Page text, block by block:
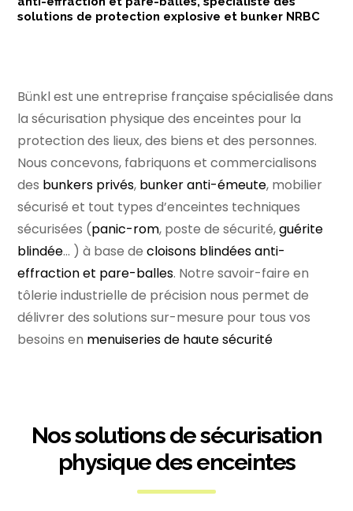
solutions de protection explosive et bunker NRBC
Bünkl est une entreprise française spécialisée dans
la sécurisation physique des enceintes pour la
protection des lieux, des biens et des personnes.
Nous concevons, fabriquons et commercialisons
des bunkers privés, bunker anti-émeute, mobilier
sécurisé et tout types d’enceintes techniques
sécurisées (panic-rom, poste de sécurité,guérite
blindée… ) à base decloisons blindées anti-
effraction et pare-balles. Notre savoir-faire en
tôlerie industrielle de précision nous permet de
délivrer des solutions sur-mesure pour tous vos
besoins en menuiseries de haute sécurité
Nos solutions de sécurisation
physique des enceintes